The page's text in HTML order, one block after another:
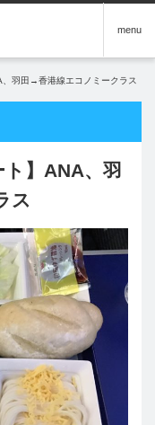
menu
、羽田→香港線エコノミークラス
ト】ANA、羽
ス